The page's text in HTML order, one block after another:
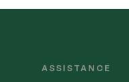
ASSISTANCE